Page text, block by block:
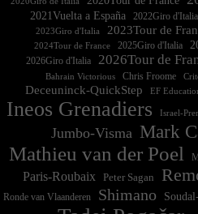
2021Vuelta a España
2023Giro d'Italia 2023Tour de
2024Tour de France
2025Giro d'Italia
2026Giro d'Italia 2026Tour de
Bahrain Victorious Chris Froome
Deceuninck-QuickStep EF
Ineos Grenadiers Israel-
Jumbo-Visma Mark
Mathieu van der Poel
Paris-Roubaix
Peter Sagan
Ronde van Vlaanderen Shimano